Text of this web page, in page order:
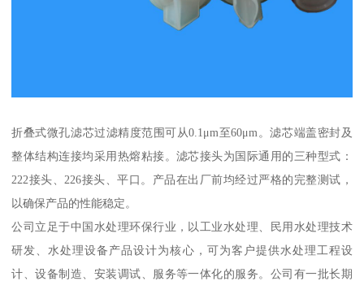
折叠式微孔滤芯过滤精度范围可从0.1μm至60μm。滤芯端盖密封及
整体结构连接均采用热熔粘接。滤芯接头为国际通用的三种型式：
222接头、226接头、平口。产品在出厂前均经过严格的完整测试，
以确保产品的性能稳定。
公司立足于中国水处理环保行业，以工业水处理、民用水处理技术
研发、水处理设备产品设计为核心，可为客户提供水处理工程设
计、设备制造、安装调试、服务等一体化的服务。公司有一批长期